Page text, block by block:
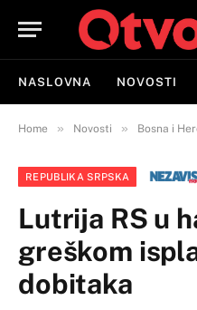
NASLOVNA NOVOSTI
Home » Novosti » Bosna i
REPUBLIKA SRPSKA
Lutrija RS u
greškom
dobitaka